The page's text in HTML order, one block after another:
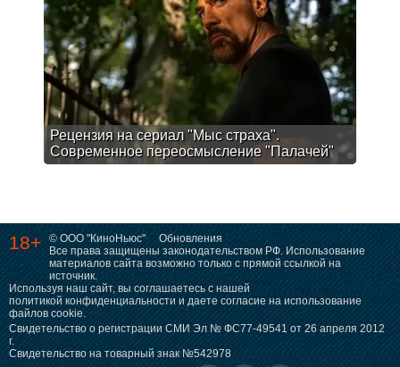
Рецензия на сериал "Мыс страха".
Современное переосмысление "Палачей"
18+ © ООО "КиноНьюс"
Обновления
Все права защищены законодательством РФ. Использование
материалов сайта возможно только с прямой ссылкой на
источник.
Используя наш сайт, вы соглашаетесь с нашей
политикой конфиденциальности и даете согласие на использование
файлов cookie.
Свидетельство о регистрации СМИ Эл № ФС77-49541 от 26 апреля 2012
г.
Свидетельство на товарный знак №542978